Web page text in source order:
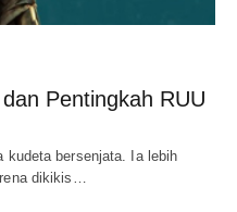
Pentingkah RUU
kudeta bersenjata. Ia lebih
dikikis…